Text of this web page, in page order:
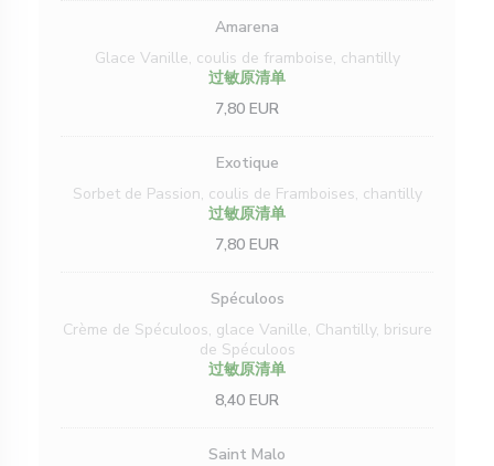
Amarena
Glace Vanille, coulis de framboise, chantilly
过敏原清单
7,80 EUR
Exotique
Sorbet de Passion, coulis de Framboises, chantilly
过敏原清单
7,80 EUR
Spéculoos
Crème de Spéculoos, glace Vanille, Chantilly, brisure
de Spéculoos
过敏原清单
8,40 EUR
Saint Malo